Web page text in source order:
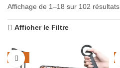
Affichage de 1–18 sur 102 résultats
Afficher le Filtre
-31%